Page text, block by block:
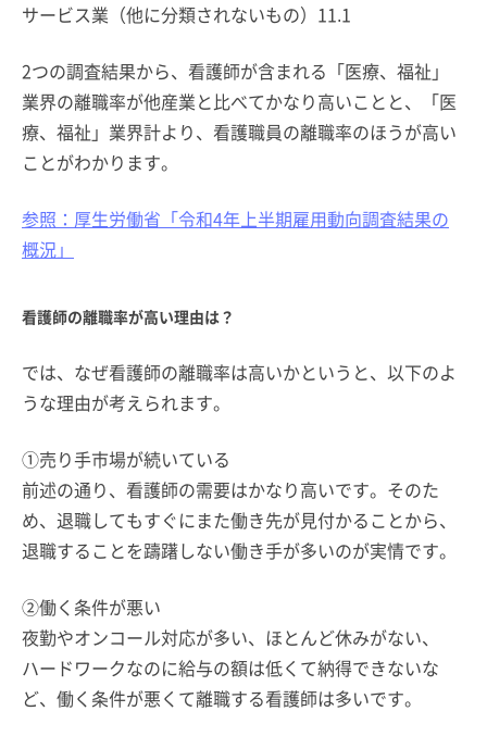
サービス業（他に分類されないもの） 11.1
2つの調査結果から、看護師が含まれる「医療、福祉」
業界の離職率が他産業と比べてかなり高いことと、「医
療、福祉」業界計より、看護職員の離職率のほうが高い
ことがわかります。
参照：厚生労働省「令和4年上半期雇用動向調査結果の
概況」
看護師の離職率が高い理由は？
では、なぜ看護師の離職率は高いかというと、以下のよ
うな理由が考えられます。
①売り手市場が続いている
前述の通り、看護師の需要はかなり高いです。そのた
め、退職してもすぐにまた働き先が見付かることから、
退職することを躊躇しない働き手が多いのが実情です。
②働く条件が悪い
夜勤やオンコール対応が多い、ほとんど休みがない、
ハードワークなのに給与の額は低くて納得できないな
ど、働く条件が悪くて離職する看護師は多いです。